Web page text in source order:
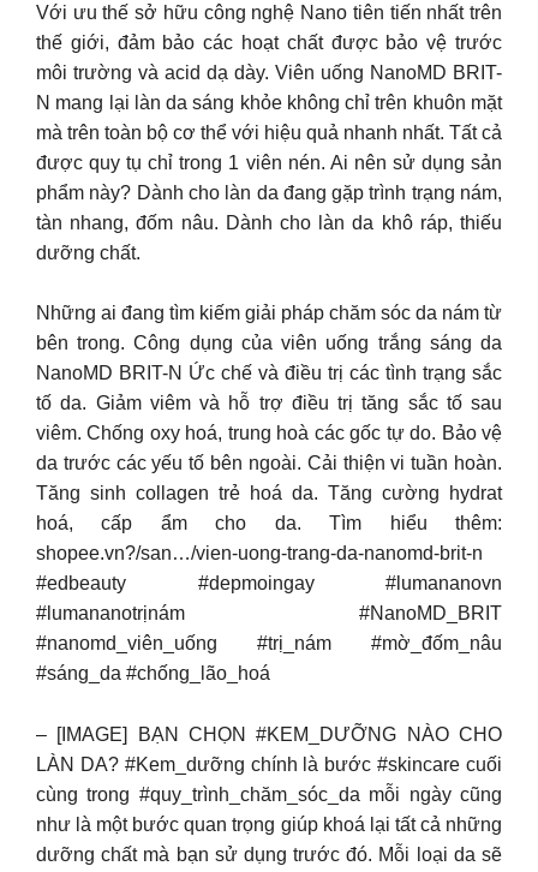
Với ưu thế sở hữu công nghệ Nano tiên tiến nhất trên
thế giới, đảm bảo các hoạt chất được bảo vệ trước
môi trường và acid dạ dày. Viên uống NanoMD BRIT-
N mang lại làn da sáng khỏe không chỉ trên khuôn mặt
mà trên toàn bộ cơ thể với hiệu quả nhanh nhất. Tất cả
được quy tụ chỉ trong 1 viên nén. Ai nên sử dụng sản
phẩm này? Dành cho làn da đang gặp trình trạng nám,
tàn nhang, đốm nâu. Dành cho làn da khô ráp, thiếu
dưỡng chất.
Những ai đang tìm kiếm giải pháp chăm sóc da nám từ
bên trong. Công dụng của viên uống trắng sáng da
NanoMD BRIT-N Ức chế và điều trị các tình trạng sắc
tố da. Giảm viêm và hỗ trợ điều trị tăng sắc tố sau
viêm. Chống oxy hoá, trung hoà các gốc tự do. Bảo vệ
da trước các yếu tố bên ngoài. Cải thiện vi tuần hoàn.
Tăng sinh collagen trẻ hoá da. Tăng cường hydrat
hoá, cấp ẩm cho da. Tìm hiểu thêm:
shopee.vn?/san…/vien-uong-trang-da-nanomd-brit-n
#edbeauty #depmoingay #lumananovn
#lumananotrịnám #NanoMD_BRIT
#nanomd_viên_uống #trị_nám #mờ_đốm_nâu
#sáng_da #chống_lão_hoá
– [IMAGE] BẠN CHỌN #KEM_DƯỠNG NÀO CHO
LÀN DA? #Kem_dưỡng chính là bước #skincare cuối
cùng trong #quy_trình_chăm_sóc_da mỗi ngày cũng
như là một bước quan trọng giúp khoá lại tất cả những
dưỡng chất mà bạn sử dụng trước đó. Mỗi loại da sẽ